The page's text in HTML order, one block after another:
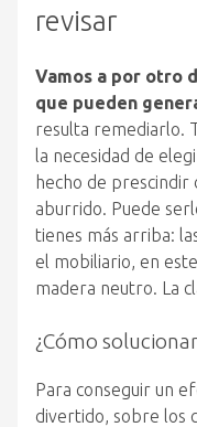
revisar
Vamos a por otro
que pueden
resulta remediarlo.
la necesidad de
hecho de prescindir
aburrido. Puede
tienes más arriba:
el mobiliario, en
madera neutro. La
¿Cómo
Para conseguir un
divertido, sobre los